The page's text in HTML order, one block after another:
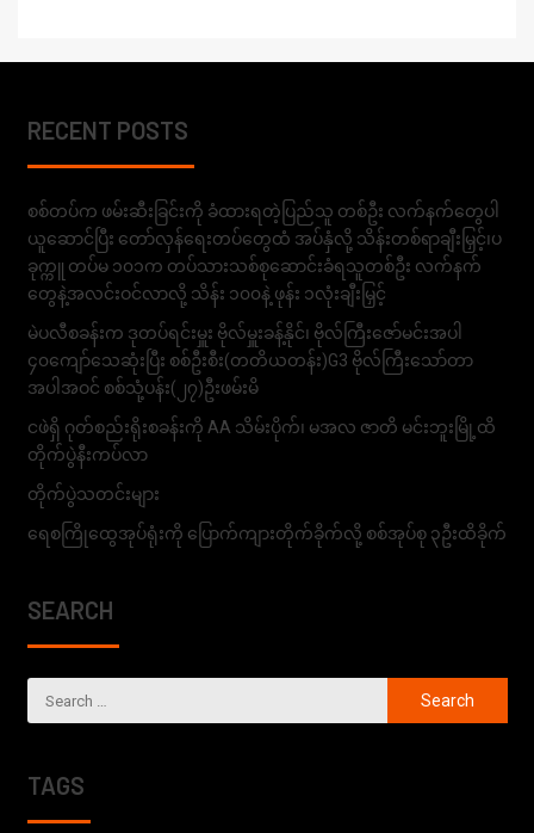
RECENT POSTS
စစ်တပ်က ဖမ်းဆီးခြင်းကို ခံထားရတဲ့ပြည်သူ တစ်ဦး လက်နက်တွေပါ
ယူဆောင်ပြီး တော်လှန်ရေးတပ်တွေထံ အပ်နှံလို့ သိန်းတစ်ရာချီးမြှင့်၊ပ
ခုက္ကူ တပ်မ ၁၀၁က တပ်သားသစ်စုဆောင်းခံရသူတစ်ဦး လက်နက်
တွေနဲ့အလင်းဝင်လာလို့ သိန်း ၁၀၀နဲ့ ဖုန်း ၁လုံးချီးမြှင့်
မဲပလီစခန်းက ဒုတပ်ရင်းမှူး ဗိုလ်မှူးခန့်နိုင်၊ ဗိုလ်ကြီးဇော်မင်းအပါ
၄၀ကျော်သေဆုံးပြီး စစ်ဦးစီး(တတိယတန်း)G3 ဗိုလ်ကြီးသော်တာ
အပါအဝင် စစ်သုံ့ပန်း(၂၇)ဦးဖမ်းမိ
ငဖဲရှိ ဂုတ်စည်းရိုးစခန်းကို AA သိမ်းပိုက်၊ မအလ ဇာတိ မင်းဘူးမြို့ထိ
တိုက်ပွဲနီးကပ်လာ
တိုက်ပွဲသတင်းများ
ရေစကြိုထွေအုပ်ရုံးကို ပြောက်ကျားတိုက်ခိုက်လို့ စစ်အုပ်စု ၃ဦးထိခိုက်
SEARCH
TAGS